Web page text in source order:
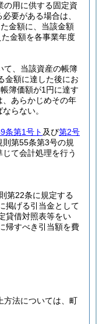
の用に供する固定資
要がある場合は、
金額に、当該金額
金額を各事業年度
て、当該資産の帳簿
金額に達した後にお
簿価額が1円に達す
、あらかじめその年
らない。
条第1号ト 及び第2号
第55条第3号の規
て会計処理を行う
第22条に規定する
掲げる引当金として
貸借対照表等をい
帰すべき引当額を費
方法については、町